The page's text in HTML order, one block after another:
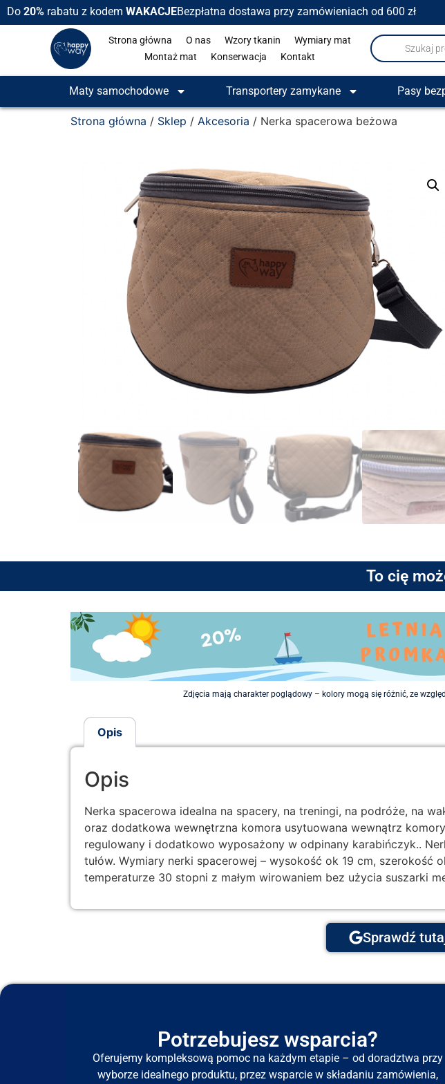
Do 20% rabatu z kodem WAKACJEBezpłatna dostawa przy zamówieniach od 600 zł
Strona główna O nas Wzory tkanin
Wymiary mat
Montaż mat
Konserwacja Kontakt
Maty samochodowe Transportery zamykane Pasy
Strona główna / Sklep / Akcesoria / Nerka spacerowa beżowa
To cię
Zdjęcia mają charakter poglądowy – kolory mogą się różnić, ze
Opis
Opis
Nerka spacerowa idealna na spacery, na treningi, na podróże, na
oraz dodatkowa wewnętrzna komora usytuowana wewnątrz
regulowany i dodatkowo wyposażony w odpinany karabińczyk..
tułów. Wymiary nerki spacerowej – wysokość ok 19 cm, szerokość
temperaturze 30 stopni z małym wirowaniem bez użycia suszarki
Sprawdź
Potrzebujesz wsparcia?
Oferujemy kompleksową pomoc na każdym etapie – od doradztwa przy
wyborze idealnego produktu, przez wsparcie w składaniu zamówienia,